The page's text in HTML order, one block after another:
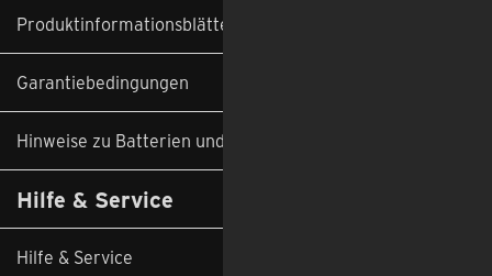
Produktinformationsblätter
Garantiebedingungen
Hinweise zu Batterien und Altgeräten
Hilfe & Service
Hilfe & Service